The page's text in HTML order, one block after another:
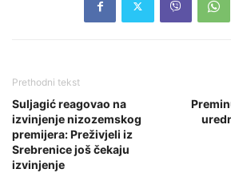
Prethodni tekst
Suljagić reagovao na
izvinjenje nizozemskog
premijera: Preživjeli iz
Srebrenice još čekaju
izvinjenje